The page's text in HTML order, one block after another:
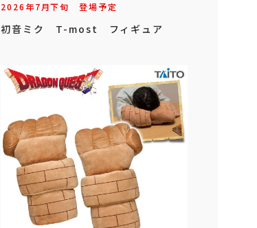
2026年7月下旬 登場予定
初音ミク T-most フィギュア